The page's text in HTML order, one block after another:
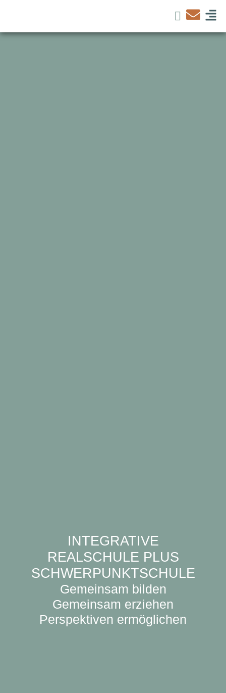
INTEGRATIVE
REALSCHULE PLUS
SCHWERPUNKTSCHULE
Gemeinsam bilden
Gemeinsam erziehen
Perspektiven ermöglichen